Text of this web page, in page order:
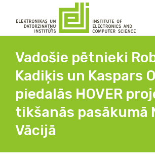
Vadošie pētnieki
Kadiķis un Kaspars
piedalās HOVER
tikšanās pasākumā
Vācijā